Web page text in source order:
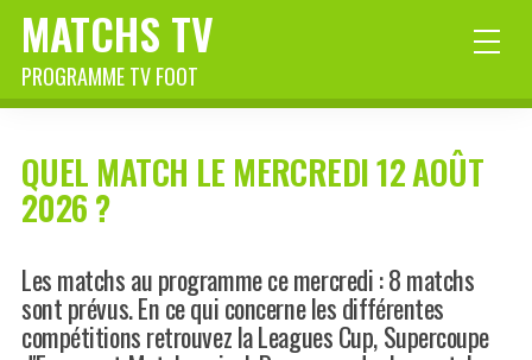
MATCHS TV
PROGRAMME TV FOOT
QUEL MATCH LE MERCREDI 12 AOÛT
2026 ?
Les matchs au programme ce mercredi : 8 matchs
sont prévus. En ce qui concerne les différentes
compétitions retrouvez la Leagues Cup, Supercoupe